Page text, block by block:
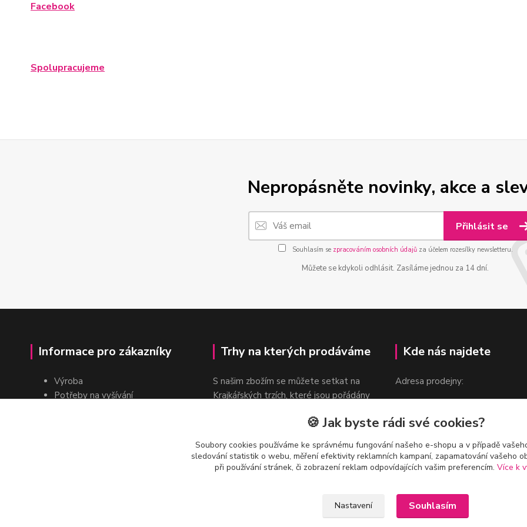
Facebook
Spolupracujeme
Nepropásněte novinky, akce a
Přihlásit se
Souhlasím se zpracováním osobních údajůza účelem rozesílky newsletteru.
Můžete se kdykoli odhlásit. Zasíláme jednou za 14 dní.
Informace pro zákazníky
Výroba
Potřeby na vyšívání
Trhy na kterých prodáváme
S našim zbožím se můžete setkat na
Krajkářských trzích, které jsou pořádány
Kde nás najdete
Adresa prodejny:
v blízkosti stanice Metra B -
Českomoravská
🍪 Jak byste rádi své cookies?
Soubory cookies používáme ke správnému fungování našeho e-shopu a v případě
sledování statistik o webu, měření efektivity reklamních kampaní, zapamatování vašeho
při používání stránek, či zobrazení reklam odpovídajících vašim preferencím. Více k
Nastavení Souhlasím